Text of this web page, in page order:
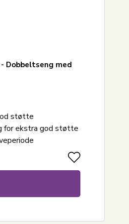
Dobbeltseng med
støtte
for ekstra god støtte